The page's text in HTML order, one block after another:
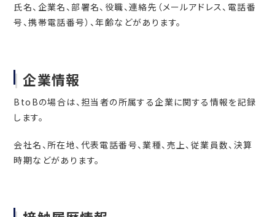
氏名、企業名、部署名、役職、連絡先（メールアドレス、電話番
号、携帯電話番号）、年齢などがあります。
企業情報
BtoBの場合は、担当者の所属する企業に関する情報を記録
します。
会社名、所在地、代表電話番号、業種、売上、従業員数、決算
時期などがあります。